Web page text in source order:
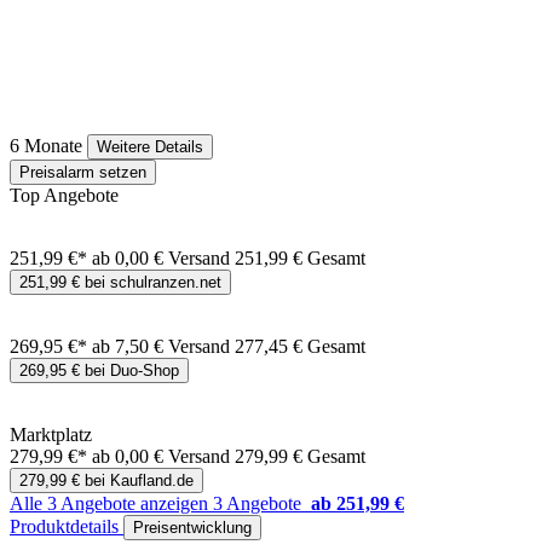
6 Monate
Weitere Details
Preisalarm setzen
Top Angebote
251,99 €* ab 0,00 € Versand 251,99 € Gesamt
251,99 € bei schulranzen.net
269,95 €* ab 7,50 € Versand 277,45 € Gesamt
269,95 € bei Duo-Shop
Marktplatz
279,99 €* ab 0,00 € Versand 279,99 € Gesamt
279,99 € bei Kaufland.de
Alle 3 Angebote anzeigen 3 Angebote ab 251,99 €
Produktdetails
Preisentwicklung